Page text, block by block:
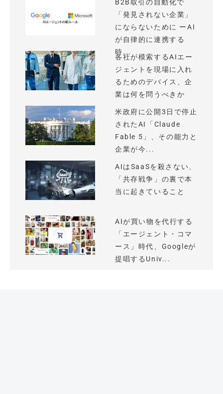
B2B取引の自動化で
「発見されない企業」
にならないために ーAI
が自律的に連携する
時...
各社が模索するAIエー
ジェントを現場に入れ
るためのデバイス、企
業は何を問うべきか
米政府に公開3日で停止
されたAI「Claude
Fable 5」、その能力と
企業が今...
AIはSaaSを殺さない、
「共存戦争」の裏で本
当に起きていること
AIが買い物を代行する
「エージェント・コマ
ース」時代、Googleが
提唱するUniv...